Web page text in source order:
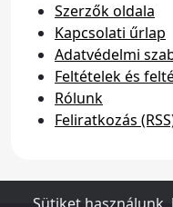
Szerzők oldala
Kapcsolati űrlap
Adatvédelmi
Feltételek és
Rólunk
Feliratkozás